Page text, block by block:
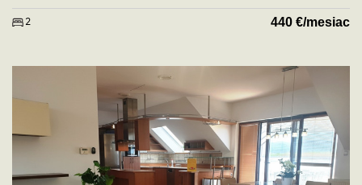
2 440 €/mesiac